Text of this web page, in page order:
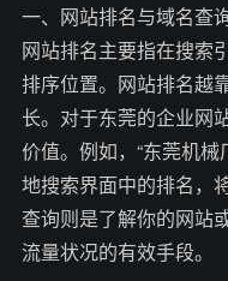
一、网站排名与域名查
网站排名主要指在搜索
排序位置。网站排名越
长。对于东莞的企业网
价值。例如，“东莞机械
地搜索界面中的排名，
查询则是了解你的网站
流量状况的有效手段。